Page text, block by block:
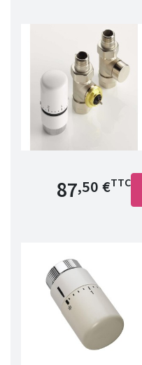
Prix de base
87,50 €TTC